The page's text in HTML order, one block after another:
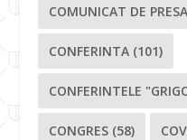
COMUNICAT DE PRESA
CONFERINTA (101)
CONFERINTELE
CONGRES (58)